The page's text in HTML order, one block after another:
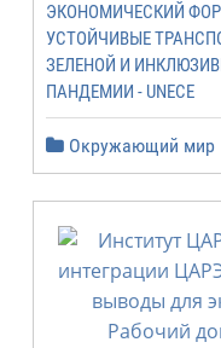
ЭКОНОМИЧЕСКИЙ
УСТОЙЧИВЫE
ЗЕЛЕНОЙ И
ПАНДЕМИИ - UNECE
Окружающий мир